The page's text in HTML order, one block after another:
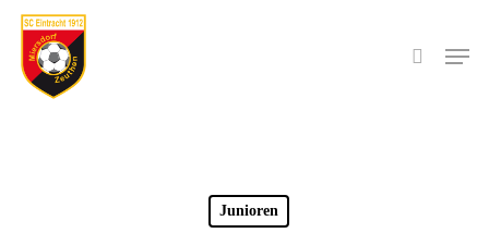
Skip
main
content
search
Menu
Junioren